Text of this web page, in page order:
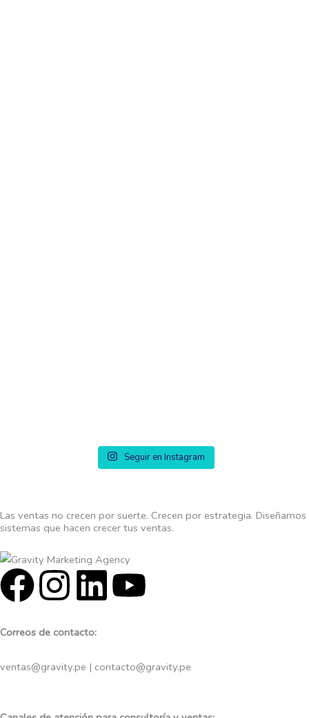
Seguir en Instagram
Las ventas no crecen por suerte. Crecen por estrategia. Diseñamos
sistemas que hacen crecer tus ventas.
F
a
c
e
I
n
s
L
i
n
Y
u
t
Correos de contacto:
ventas@gravity.pe | contacto@gravity.pe